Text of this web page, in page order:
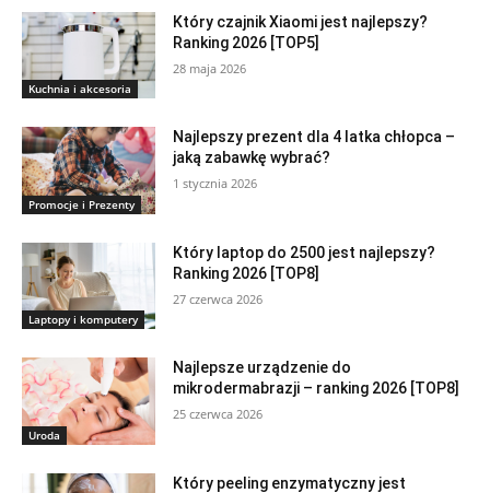
Kuchnia i akcesoria
Który czajnik Xiaomi jest najlepszy?
Ranking 2026 [TOP5]
28 maja 2026
Promocje i Prezenty
Najlepszy prezent dla 4 latka chłopca –
jaką zabawkę wybrać?
1 stycznia 2026
Laptopy i komputery
Który laptop do 2500 jest najlepszy?
Ranking 2026 [TOP8]
27 czerwca 2026
Uroda
Najlepsze urządzenie do
mikrodermabrazji – ranking 2026 [TOP8]
25 czerwca 2026
Który peeling enzymatyczny jest